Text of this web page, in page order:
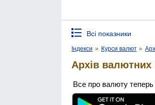
Всі показники
Індекси » Курси валют »
Архів валютних
Все про валюту теперь